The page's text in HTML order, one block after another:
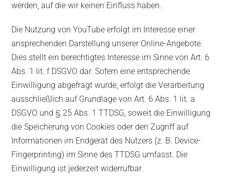
werden, auf die wir keinen Einfluss haben.
Die Nutzung von YouTube erfolgt im Interesse einer
ansprechenden Darstellung unserer Online-Angebote.
Dies stellt ein berechtigtes Interesse im Sinne von Art. 6
Abs. 1 lit. f DSGVO dar. Sofern eine entsprechende
Einwilligung abgefragt wurde, erfolgt die Verarbeitung
ausschließlich auf Grundlage von Art. 6 Abs. 1 lit. a
DSGVO und § 25 Abs. 1 TTDSG, soweit die Einwilligung
die Speicherung von Cookies oder den Zugriff auf
Informationen im Endgerät des Nutzers (z. B. Device-
Fingerprinting) im Sinne des TTDSG umfasst. Die
Einwilligung ist jederzeit widerrufbar.